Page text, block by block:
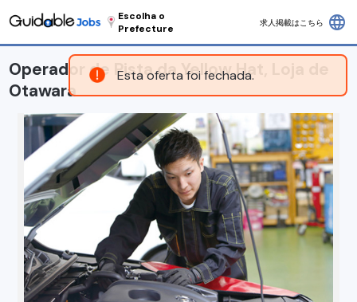
Esta oferta foi fechada.
Escolha o
Prefecture
求人掲載はこちら language
Operador de Pista da Yellow Hat, Loja de
Otawara